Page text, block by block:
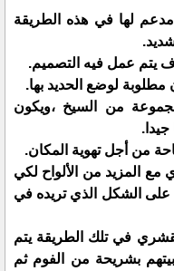
لها في هذه الطريقة
يتم عمل فيه التصميم.
لوضع الحديد بها.
من السيخ ،ويكون
من أجل تهوية المكان.
المزيد من الألواح لكي
الشكل الذي تريده في
في تلك الطريقة يتم
بشريحة من الفوم ثم